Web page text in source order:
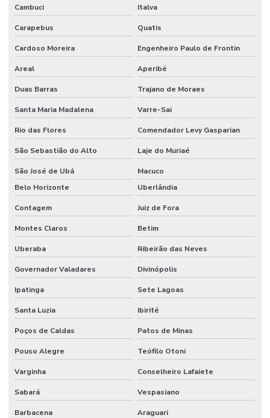
Cambuci Italva
Carapebus Quatis
Cardoso Moreira Engenheiro Paulo de Frontin
Areal Aperibé
Duas Barras Trajano de Moraes
Santa Maria Madalena Varre-Sai
Rio das Flores Comendador Levy Gasparian
São Sebastião do Alto Laje do Muriaé
São José de Ubá
Macuco
Belo Horizonte
Uberlândia
Contagem Juiz de Fora
Montes Claros Betim
Uberaba Ribeirão das Neves
Governador Valadares Divinópolis
Ipatinga Sete Lagoas
Santa Luzia Ibirité
Poços de Caldas Patos de Minas
Pouso Alegre Teófilo Otoni
Varginha Conselheiro Lafaiete
Sabará Vespasiano
Barbacena Araguari